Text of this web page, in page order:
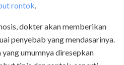
rontok.
dokter akan memberikan
penyebab yang mendasarinya.
umumnya diresepkan